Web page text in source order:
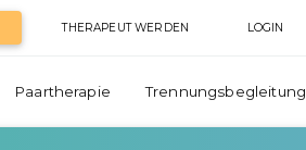
THERAPEUT WERDEN LOGIN
Paartherapie Trennungsbegleitung